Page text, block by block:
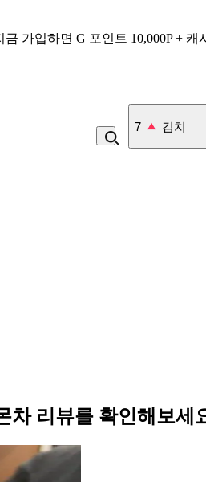
금 가입하면 G 포인트 10,000P + 캐
7 김치
차 리뷰를 확인해보세